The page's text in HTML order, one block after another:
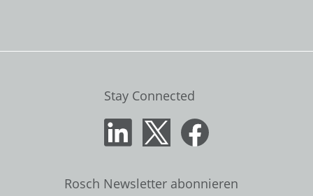
Stay Connected
Rosch Newsletter abonnieren